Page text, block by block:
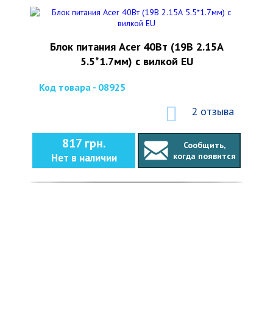
Блок питания Acer 40Вт (19В 2.15А
5.5*1.7мм) с вилкой EU
Код товара - 08925
2 отзыва
817 грн.
Нет в наличии
Сообщить,
когда появится